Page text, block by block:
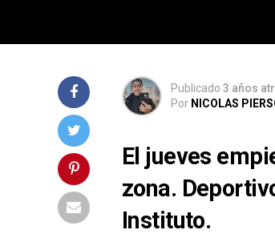
Publicado 3 años
Por NICOLAS
El jueves
zona.
Instituto.